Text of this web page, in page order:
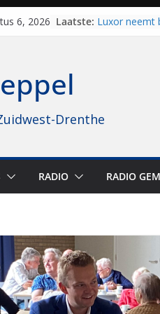
6, 2026 Laatste: Luxor neemt
van vissport:
regio is goed
Al dertig jaar
Drenthe
RADIO RADIO